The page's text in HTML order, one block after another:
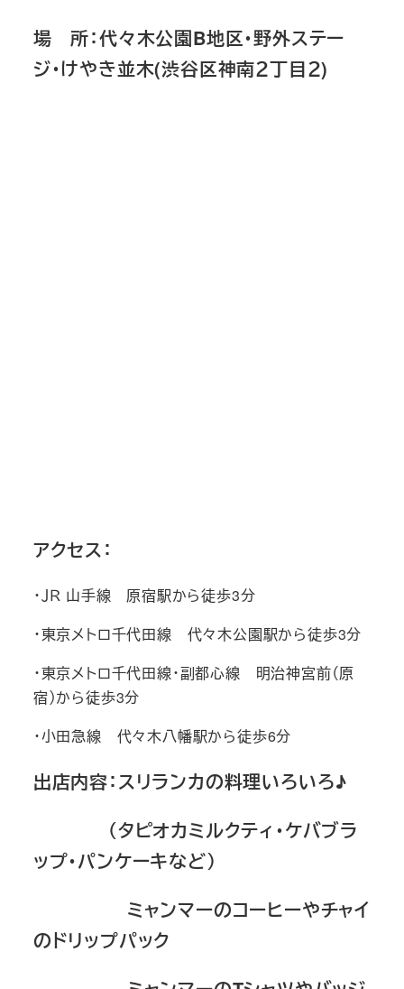
場 所：代々木公園B地区・野外ステー
ジ・けやき並木(渋谷区神南２丁目２)
アクセス：
・ＪＲ 山手線 原宿駅から徒歩3分
・東京メトロ千代田線 代々木公園駅から徒歩3分
・東京メトロ千代田線・副都心線 明治神宮前（原
宿）から徒歩3分
・小田急線 代々木八幡駅から徒歩6分
出店内容：スリランカの料理いろいろ♪
（タピオカミルクティ・ケバブラ
ップ・パンケーキなど）
ミャンマーのコーヒーやチャイ
のドリップパック